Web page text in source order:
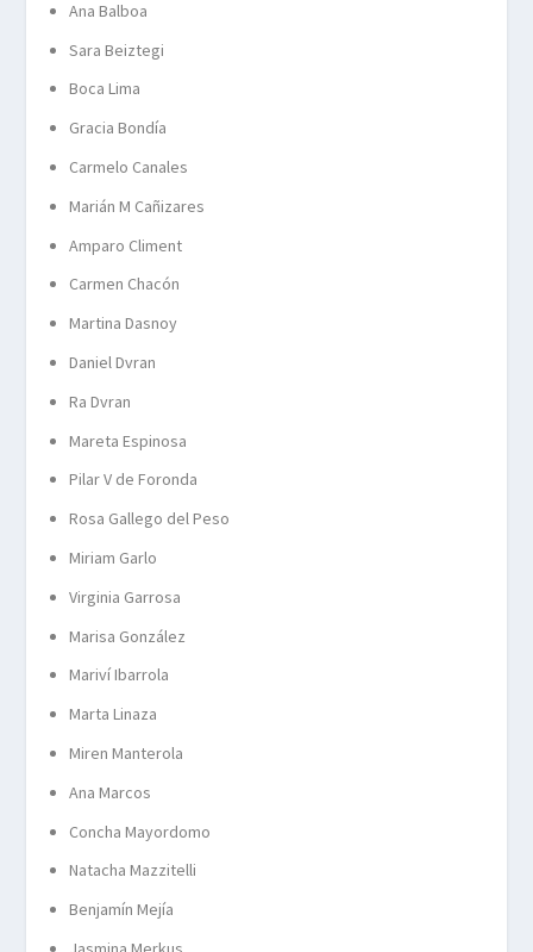
Ana Balboa
Sara Beiztegi
Boca Lima
Gracia Bondía
Carmelo Canales
Marián M Cañizares
Amparo Climent
Carmen Chacón
Martina Dasnoy
Daniel Dvran
Ra Dvran
Mareta Espinosa
Pilar V de Foronda
Rosa Gallego del Peso
Miriam Garlo
Virginia Garrosa
Marisa González
Mariví Ibarrola
Marta Linaza
Miren Manterola
Ana Marcos
Concha Mayordomo
Natacha Mazzitelli
Benjamín Mejía